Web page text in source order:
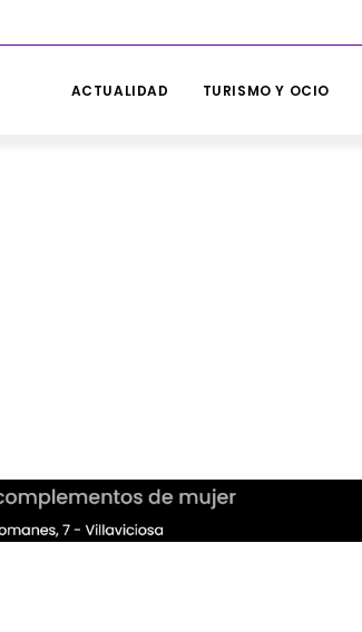
ACTUALIDAD TURISMO Y OCIO